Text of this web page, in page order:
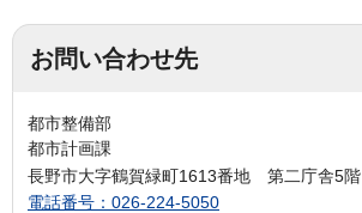
お問い合わせ先
都市整備部
都市計画課
長野市大字鶴賀緑町1613番地 第二庁舎5階
電話番号：026-224-5050